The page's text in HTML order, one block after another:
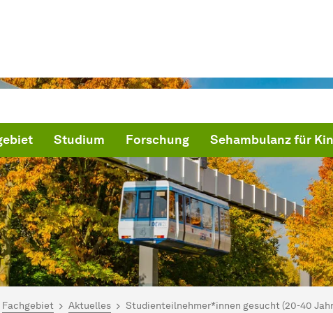
Studium Forschung Sehambulanz für
hier:
Fachgebiet Aktuelles Studienteilnehmer*innen gesucht (20-40